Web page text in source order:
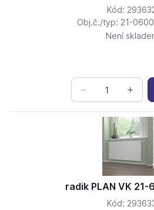
Kód:
Obj.č./typ: 21-
Není
radik PLAN VK
Kód: